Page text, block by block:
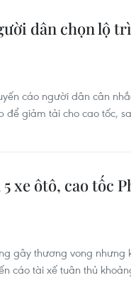
dân chọn lộ
cáo người dân cân
giảm tải cho cao tốc,
xe ôtô, cao tốc
gây thương vong nhưng
cáo tài xế tuân thủ